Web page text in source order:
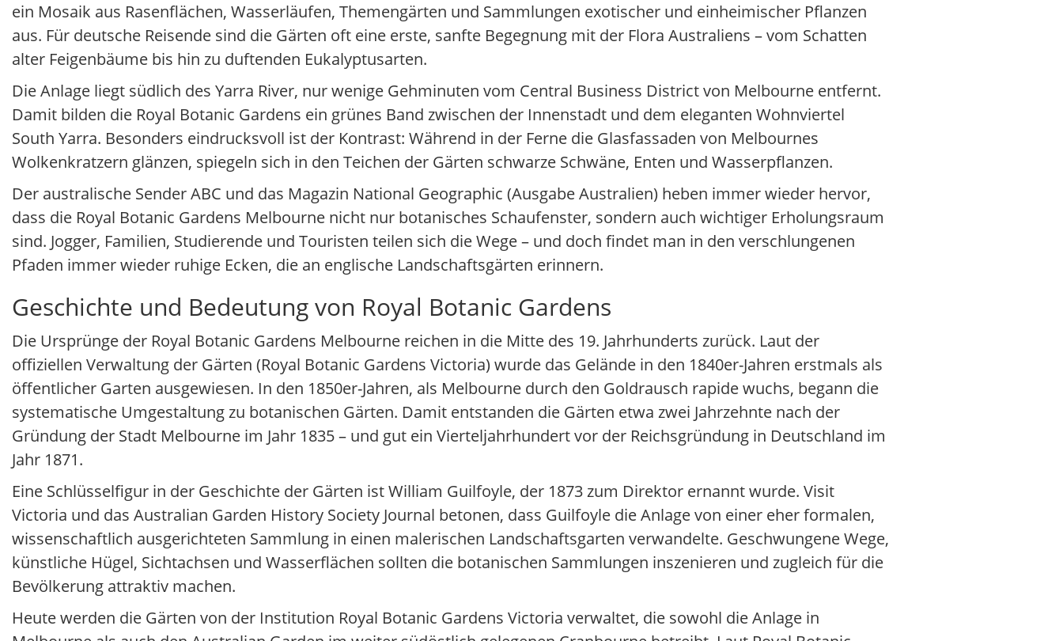
ein Mosaik aus Rasenflächen, Wasserläufen, Themengärten und Sammlungen exotischer und einheimischer Pflanzen
aus. Für deutsche Reisende sind die Gärten oft eine erste, sanfte Begegnung mit der Flora Australiens – vom Schatten
alter Feigenbäume bis hin zu duftenden Eukalyptusarten.
Die Anlage liegt südlich des Yarra River, nur wenige Gehminuten vom Central Business District von Melbourne entfernt.
Damit bilden die Royal Botanic Gardens ein grünes Band zwischen der Innenstadt und dem eleganten Wohnviertel
South Yarra. Besonders eindrucksvoll ist der Kontrast: Während in der Ferne die Glasfassaden von Melbournes
Wolkenkratzern glänzen, spiegeln sich in den Teichen der Gärten schwarze Schwäne, Enten und Wasserpflanzen.
Der australische Sender ABC und das Magazin National Geographic (Ausgabe Australien) heben immer wieder hervor,
dass die Royal Botanic Gardens Melbourne nicht nur botanisches Schaufenster, sondern auch wichtiger Erholungsraum
sind. Jogger, Familien, Studierende und Touristen teilen sich die Wege – und doch findet man in den verschlungenen
Pfaden immer wieder ruhige Ecken, die an englische Landschaftsgärten erinnern.
Geschichte und Bedeutung von Royal Botanic Gardens
Die Ursprünge der Royal Botanic Gardens Melbourne reichen in die Mitte des 19. Jahrhunderts zurück. Laut der
offiziellen Verwaltung der Gärten (Royal Botanic Gardens Victoria) wurde das Gelände in den 1840er-Jahren erstmals als
öffentlicher Garten ausgewiesen. In den 1850er-Jahren, als Melbourne durch den Goldrausch rapide wuchs, begann die
systematische Umgestaltung zu botanischen Gärten. Damit entstanden die Gärten etwa zwei Jahrzehnte nach der
Gründung der Stadt Melbourne im Jahr 1835 – und gut ein Vierteljahrhundert vor der Reichsgründung in Deutschland im
Jahr 1871.
Eine Schlüsselfigur in der Geschichte der Gärten ist William Guilfoyle, der 1873 zum Direktor ernannt wurde. Visit
Victoria und das Australian Garden History Society Journal betonen, dass Guilfoyle die Anlage von einer eher formalen,
wissenschaftlich ausgerichteten Sammlung in einen malerischen Landschaftsgarten verwandelte. Geschwungene Wege,
künstliche Hügel, Sichtachsen und Wasserflächen sollten die botanischen Sammlungen inszenieren und zugleich für die
Bevölkerung attraktiv machen.
Heute werden die Gärten von der Institution Royal Botanic Gardens Victoria verwaltet, die sowohl die Anlage in